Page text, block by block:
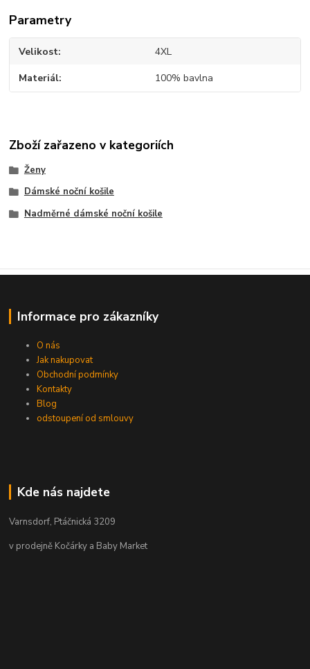
Parametry
Velikost 4XL
Materiál 100% bavlna
Zboží zařazeno v kategoriích
Ženy
Dámské noční košile
Nadměrné dámské noční košile
Informace pro zákazníky
O nás
Jak nakupovat
Obchodní podmínky
Kontakty
Blog
odstoupení od smlouvy
Kde nás najdete
Varnsdorf, Ptáčnická 3209
v prodejně Kočárky a Baby Market